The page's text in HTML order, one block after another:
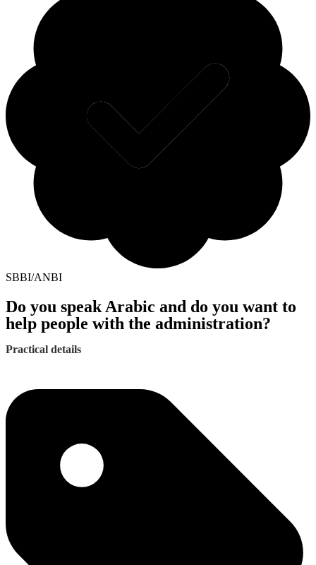
SBBI/ANBI
Do you speak Arabic and do you want to
help people with the administration?
Practical details